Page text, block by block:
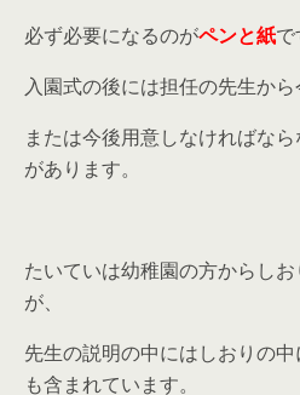
必ず必要になるのがペンと紙で
入園式の後には担任の先生から
または今後用意しなければな
があります。
たいていは幼稚園の方からし
が、
先生の説明の中にはしおりの中
も含まれています。